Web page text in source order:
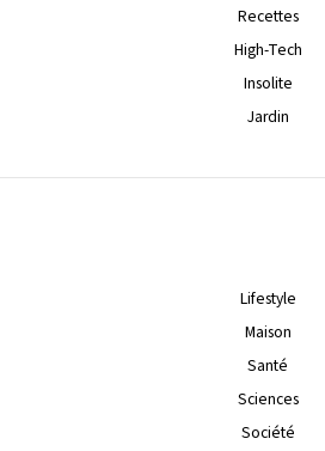
Recettes
High-Tech
Insolite
Jardin
Lifestyle
Maison
Santé
Sciences
Société